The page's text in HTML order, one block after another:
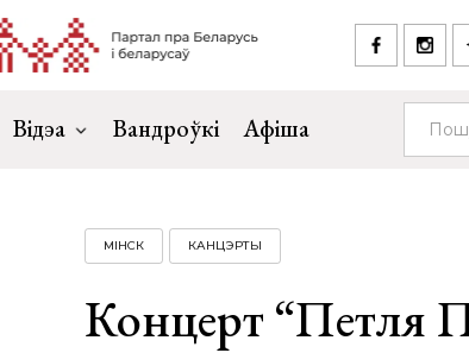
Відэа Вандроўкі Афіша
МІНСК КАНЦЭРТЫ
Концерт “Петля